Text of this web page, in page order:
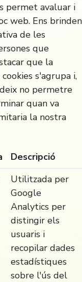
permet avaluar i
web. Ens brinden
de les
que
que la
s'agrupa i,
no permetre
quan va
la nostra
Descripció
Utilitzada per
Google
Analytics per
distingir els
usuaris i
recopilar dades
estadístiques
sobre l'ús del